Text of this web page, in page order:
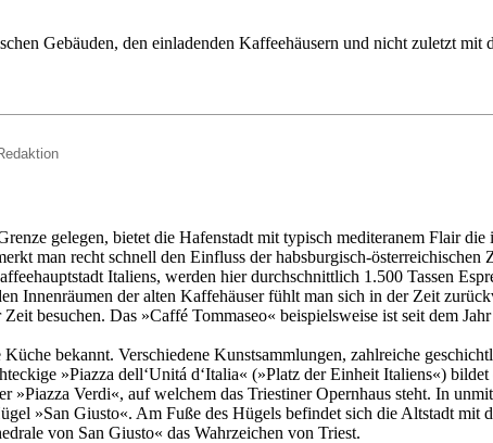
Gebäuden, den einladenden Kaffeehäusern und nicht zuletzt
gelegen, bietet die Hafenstadt mit typisch mediteranem Flair
man recht schnell den Einfluss der habsburgisch-
Italiens, werden hier durchschnittlich 1.500 Tassen
Innenräumen der alten Kaffehäuser fühlt man sich in der Zeit
besuchen. Das »Caffé Tommaseo« beispielsweise ist seit dem
bekannt. Verschiedene Kunstsammlungen, zahlreiche
»Piazza dell‘Unitá d‘Italia« (»Platz der Einheit Italiens«)
Verdi«, auf welchem das Triestiner Opernhaus steht. In
»San Giusto«. Am Fuße des Hügels befindet sich die Altstadt
von San Giusto« das Wahrzeichen von Triest.